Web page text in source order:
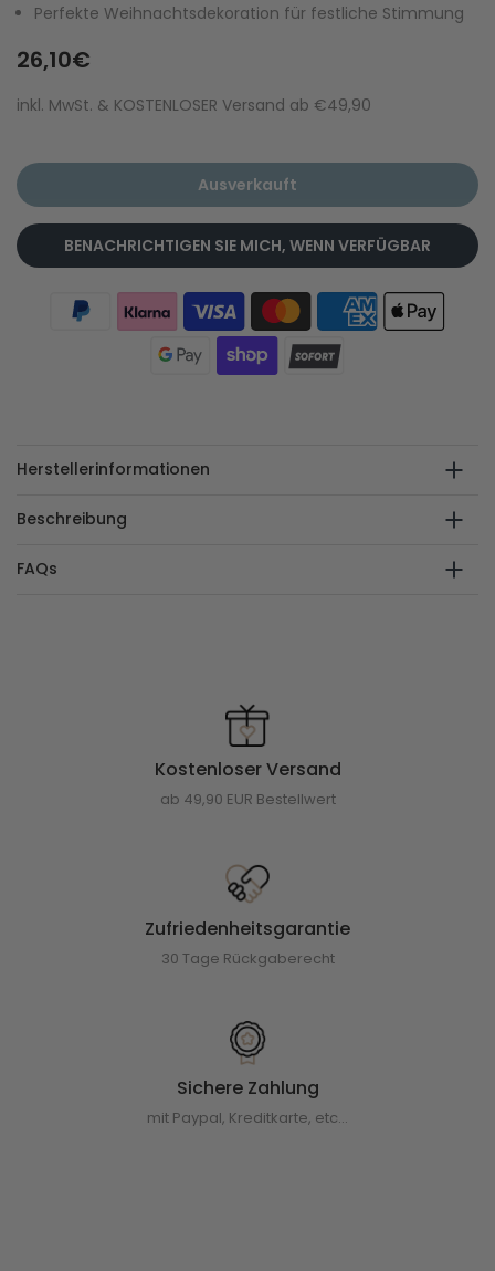
Perfekte Weihnachtsdekoration für festliche Stimmung
26,10€
inkl. MwSt. & KOSTENLOSER Versand ab €49,90
Ausverkauft
BENACHRICHTIGEN SIE MICH, WENN VERFÜGBAR
Herstellerinformationen
Beschreibung
FAQs
Kostenloser Versand
ab 49,90 EUR Bestellwert
Zufriedenheitsgarantie
30 Tage Rückgaberecht
Sichere Zahlung
mit Paypal, Kreditkarte, etc...